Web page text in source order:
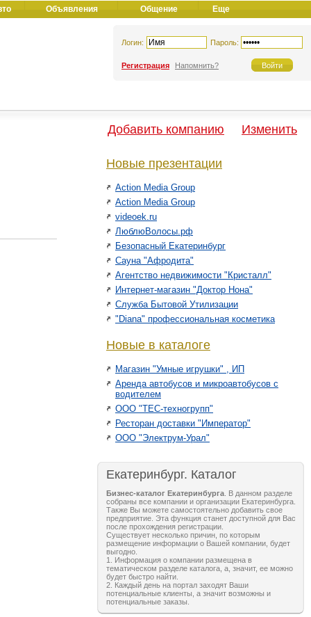
Объявления Общение Еще
Логин: Пароль:
Регистрация Напомнить?
Добавить компанию Изменить
Новые презентации
Action Media Group
Action Media Group
videoek.ru
ЛюблюВолосы.рф
Безопасный Екатеринбург
Сауна "Афродита"
Агентство недвижимости "Кристалл"
Интернет-магазин "Доктор Нона"
Служба Бытовой Утилизации
"Diana" профессиональная косметика
Новые в каталоге
Магазин "Умные игрушки" , ИП
Аренда автобусов и микроавтобусов с
водителем
ООО "ТЕС-техногрупп"
Ресторан доставки "Император"
ООО "Электрум-Урал"
Екатеринбург. Каталог
Бизнес-каталог Екатеринбурга . В данном разделе
собраны все компании и организации Екатеринбурга.
Также Вы можете самостоятельно добавить свое
предприятие. Эта функция станет доступной для Вас
после прохождения регистрации.
Существует несколько причин, по которым
размещение информации о Вашей компании, будет
выгодно.
1. Информация о компании размещена в
тематическом разделе каталога, а, значит, ее можно
будет быстро найти.
2. Каждый день на портал заходят Ваши
потенциальные клиенты, а значит возможны и
потенциальные заказы.